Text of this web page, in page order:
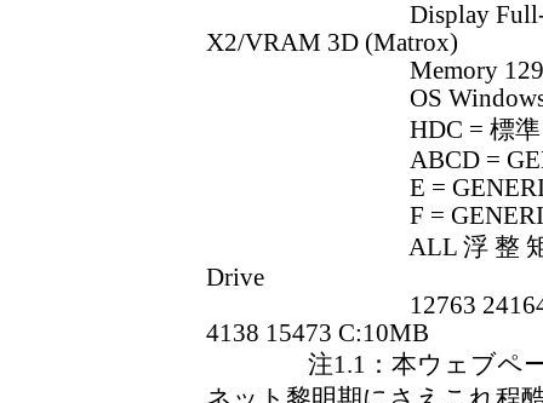
Display Full-Color
X2/VRAM 3D (Matrox)
Memory
OS Windows 98
HDC = 標準 IDE ハ
ABCD = GENERIC
E = GENERIC
F = GENERIC
ALL 浮 整 矩 円 Text
Drive
12763 24164 29884
4138 15473 C:10MB
注1.1：本ウェブページ